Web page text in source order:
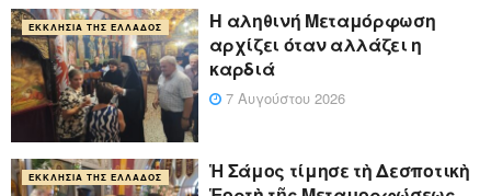
ΕΚΚΛΗΣΊΑ ΤΗΣ ΕΛΛΆΔΟΣ
Η αληθινή Μεταμόρφωση
αρχίζει όταν αλλάζει η
καρδιά
7 Αυγούστου 2026
ΕΚΚΛΗΣΊΑ ΤΗΣ ΕΛΛΆΔΟΣ
Ἡ Σάμος τίμησε τὴ Δεσποτικὴ